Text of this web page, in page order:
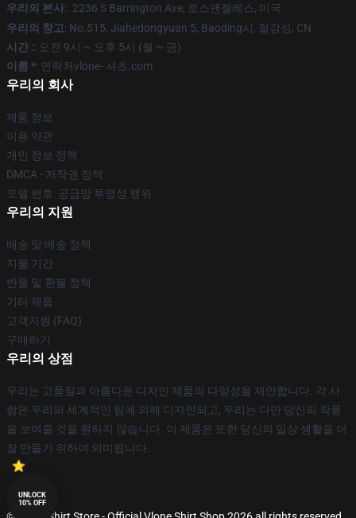
우리의 본사:: 2236 S Barrington Ave, 로스앤젤레스, 미국
우리의 창고: No.515, Jiahedongyuan 5, Baoding시, 절강성, CN
시간 :: 오전 9시 ~ 오후 5시 (월 ~ 금)
이름 *: 연락처vlone- 셔츠.com
우리의 회사
제품 정보
이용 약관
개인 정보 정책
DMCA - 저작권 정책
모델 번호: 공급망 투명성 행위
우리의 지원
배송 및 배송 정책
지불 기간
반품 및 환불 정책
기타 제품
고객지원 (FAQ)
구매하기
우리의 상점
우리는 고품질과 아름다운 디자인 제품의 다양성을 제안합니다. 각 사
람은 우리의 세계적인 팀에 의해 디자인되고, 우리는 다만 당신의 작풍
을 보여줄 것을 원하지 않습니다. 이 제품은 또한 당신의 일상 생활을 더
잘 만들기 위하여 의미됩니다.
UNLOCK
10% OFF